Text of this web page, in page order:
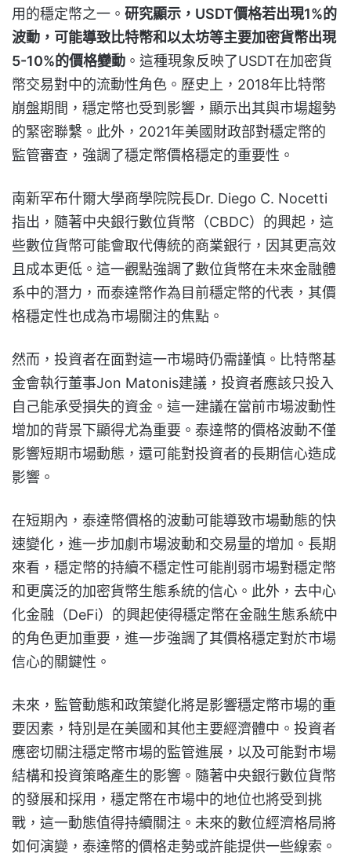
用的穩定幣之一。 研究顯示，USDT價格若出現1%的
波動，可能導致比特幣和以太坊等主要加密貨幣出現
5-10%的價格變動 。這種現象反映了USDT在加密貨
幣交易對中的流動性角色。歷史上，2018年比特幣
崩盤期間，穩定幣也受到影響，顯示出其與市場趨勢
的緊密聯繫。此外，2021年美國財政部對穩定幣的
監管審查，強調了穩定幣價格穩定的重要性。
南新罕布什爾大學商學院院長Dr. Diego C. Nocetti
指出，隨著中央銀行數位貨幣（CBDC）的興起，這
些數位貨幣可能會取代傳統的商業銀行，因其更高效
且成本更低。這一觀點強調了數位貨幣在未來金融體
系中的潛力，而泰達幣作為目前穩定幣的代表，其價
格穩定性也成為市場關注的焦點。
然而，投資者在面對這一市場時仍需謹慎。比特幣基
金會執行董事Jon Matonis建議，投資者應該只投入
自己能承受損失的資金。這一建議在當前市場波動性
增加的背景下顯得尤為重要。泰達幣的價格波動不僅
影響短期市場動態，還可能對投資者的長期信心造成
影響。
在短期內，泰達幣價格的波動可能導致市場動態的快
速變化，進一步加劇市場波動和交易量的增加。長期
來看，穩定幣的持續不穩定性可能削弱市場對穩定幣
和更廣泛的加密貨幣生態系統的信心。此外，去中心
化金融（DeFi）的興起使得穩定幣在金融生態系統中
的角色更加重要，進一步強調了其價格穩定對於市場
信心的關鍵性。
未來，監管動態和政策變化將是影響穩定幣市場的重
要因素，特別是在美國和其他主要經濟體中。投資者
應密切關注穩定幣市場的監管進展，以及可能對市場
結構和投資策略產生的影響。隨著中央銀行數位貨幣
的發展和採用，穩定幣在市場中的地位也將受到挑
戰，這一動態值得持續關注。未來的數位經濟格局將
如何演變，泰達幣的價格走勢或許能提供一些線索。